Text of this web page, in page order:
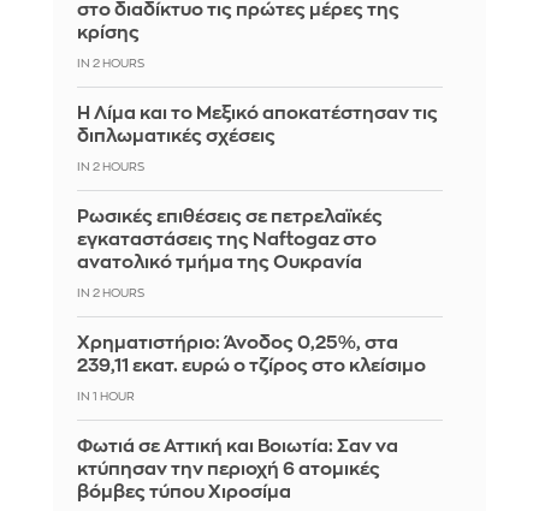
στο διαδίκτυο τις πρώτες μέρες της
κρίσης
IN 2 HOURS
Η Λίμα και το Μεξικό αποκατέστησαν τις
διπλωματικές σχέσεις
IN 2 HOURS
Ρωσικές επιθέσεις σε πετρελαϊκές
εγκαταστάσεις της Naftogaz στο
ανατολικό τμήμα της Ουκρανία
IN 2 HOURS
Χρηματιστήριο: Άνοδος 0,25%, στα
239,11 εκατ. ευρώ ο τζίρος στο κλείσιμο
IN 1 HOUR
Φωτιά σε Αττική και Βοιωτία: Σαν να
κτύπησαν την περιοχή 6 ατομικές
βόμβες τύπου Χιροσίμα